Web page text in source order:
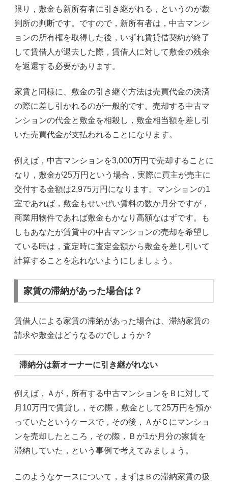
限り，敷金も新所有者に引き継がれる，というのが裁
判所の判断です。ですので，新所有者は，中古マンシ
ョンの所有権を取得した後，いずれ賃貸借契約が終了
して賃借人が退去した際，賃借人に対して敷金の残余
を返還する必要があります。
家賃と同様に、敷金の引き継ぐ方法は売買代金の決済
の際に差し引かれるのが一般的です。売却する中古マ
ンションの代金と敷金を相殺し，敷金相当額を差し引
いた売買代金が支払われることになります。
例えば，中古マンションを3,000万円で売却することに
なり，敷金が25万円という場合，実際に買主が売主に
交付する金額は2,975万円になります。マンションの1
室であれば，敷金もせいぜい賃料の数か月分ですが，
商業用物件であれば敷金もかなり高額なはずです。も
しもあなたが賃貸中の中古マンションの売却を希望し
ている時は，査定時に査定金額から敷金を差し引いて
計算することを忘れないようにしましょう。
家賃の滞納があった場合は？
賃借人による家賃の滞納があった場合は、滞納家賃の
請求や敷金はどうなるのでしょうか？
滞納分は新オーナーに引き継がれない
例えば，Ａが，所有する中古マンションをＢに対して
月10万円で賃貸し，その際，敷金として25万円を預か
っていたというケースで，その後，ＡがＣにマンショ
ンを売却したところ，その際，Ｂが1か月分の家賃を
滞納していた，という事例で考えてみましょう。
このようなケースについて，まずはＢの滞納家賃の扱